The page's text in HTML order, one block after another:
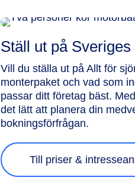
Ställ ut på
Vill du ställa ut på Allt för
monterpaket och vad som
passar ditt företag bäst.
det lätt att planera din
bokningsförfrågan.
Till priser &